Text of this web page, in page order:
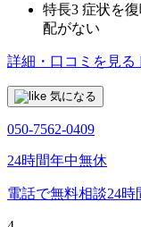
特長3 症状を
配がない
詳細・口コミを見る
気になる
050-7562-0409
24時間年中無休
電話で無料相談24時